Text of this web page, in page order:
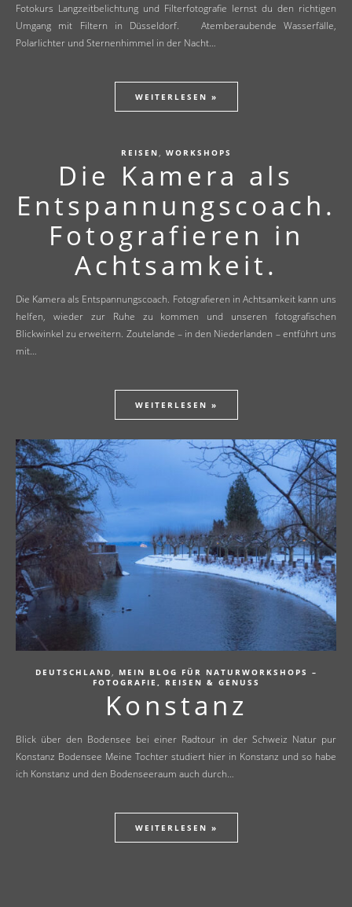
Fotokurs Langzeitbelichtung und Filterfotografie lernst du den richtigen
Umgang mit Filtern in Düsseldorf. Atemberaubende Wasserfälle,
Polarlichter und Sternenhimmel in der Nacht…
WEITERLESEN »
REISEN , WORKSHOPS
Die Kamera als
Entspannungscoach.
Fotografieren in
Achtsamkeit.
Die Kamera als Entspannungscoach. Fotografieren in Achtsamkeit kann uns
helfen, wieder zur Ruhe zu kommen und unseren fotografischen
Blickwinkel zu erweitern. Zoutelande – in den Niederlanden – entführt uns
mit…
WEITERLESEN »
DEUTSCHLAND , MEIN BLOG FÜR NATURWORKSHOPS –
FOTOGRAFIE, REISEN & GENUSS
Konstanz
Blick über den Bodensee bei einer Radtour in der Schweiz Natur pur
Konstanz Bodensee Meine Tochter studiert hier in Konstanz und so habe
ich Konstanz und den Bodenseeraum auch durch…
WEITERLESEN »